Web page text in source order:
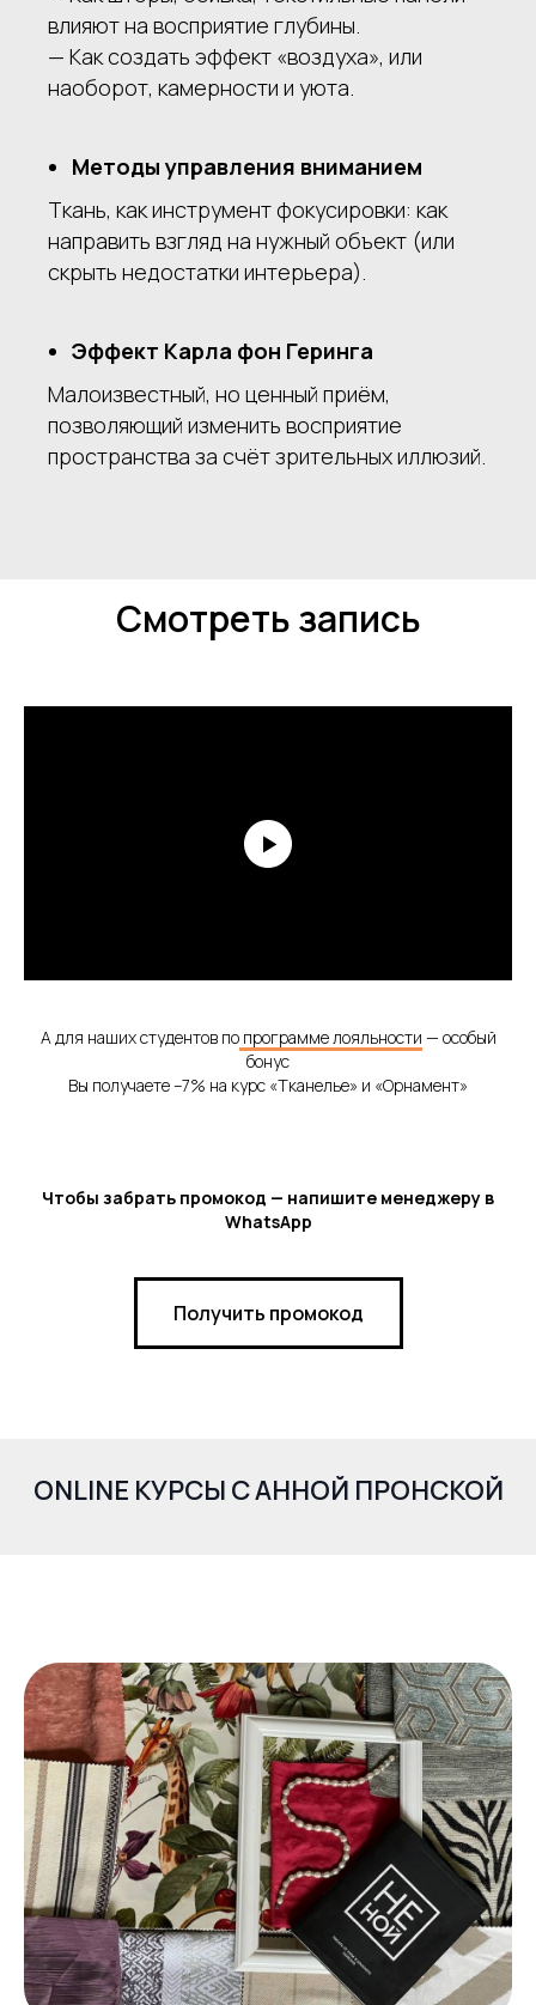
влияют на восприятие глубины.
— Как создать эффект «воздуха», или
наоборот, камерности и уюта.
Методы управления вниманием
Ткань, как инструмент фокусировки: как
направить взгляд на нужный объект (или
скрыть недостатки интерьера).
Эффект Карла фон Геринга
Малоизвестный, но ценный приём,
позволяющий изменить восприятие
пространства за счёт зрительных иллюзий.
Смотреть запись
А для наших студентов попрограмме лояльности — особый
бонус
Вы получаете –7% на курс «Тканелье» и «Орнамент»
Чтобы забрать промокод — напишите менеджеру в
WhatsApp
Получить промокод
ONLINE КУРСЫ С АННОЙ ПРОНСКОЙ